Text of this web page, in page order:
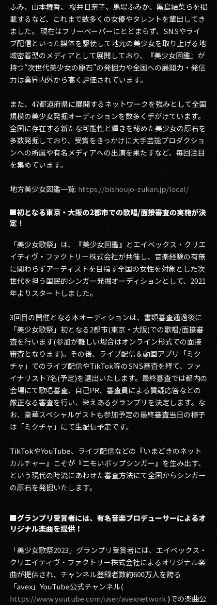
2020
2019
2018
2017
2015
2014
2013
2009
ふみ、山本舞香、 桜井⽇奈⼦、馬場ふみか、黒島結菜らを掲
載するなど、これまで数多くの女優やタレントを輩出してき
ました。 現在はフリーペーパーにとどまらず、SNSやライ
ブ配信といった媒体を駆使して地元の美少女を取り上げる地
域密着型のメディアとして展開しており、『美少女図鑑』が
持つ“次世代美少女の原石”の発掘力や全国への展開力・発信
力は業界内外から高く評価されています。
また、47都道府県に展開するネットワークを強みとして全国
規模の美少女発掘オーディションを数多く手がけています。
全国に存在する新たな可能性と輝きを秘めた美少女の原石を
多数発掘しており、受賞をきっかけに大手芸能プロダクショ
ンへの所属や有名メディアへの出演を果たすなど、毎回注目
を集めています。
地方美少女図鑑一覧: https://bishoujo-zukan.jp/local/
■初となる東京・大阪の2都市での歌唱/面接審査の実施が決
定！
「美少女歌祭」は、『美少女図鑑』とエイベックス・クリエ
イティヴ・ファクトリー株式会社が共催し、音楽経験の有無
に関わらずアーティストを目指す全国の女性を対象とした次
世代を担う国民的シンガー発掘オーディションとして、2021
年よりスタートしました。
3回目の開催となる本オーディションは、書類審査通過後に
「美少女歌祭」初となる2都市(東京・大阪)での歌唱/面接審
査を行います(参加が難しい場合はオンライン形式での面接
審査となります)。その後、ライブ配信＆動画アプリ「ミク
チャ」でのライブ配信やTikTok等のSNS審査を経て、ファ
イナリスト7名(予定)を選出いたします。最終審査では都内の
会場にて歌唱審査、自己PR、審査員による質疑応答などの
厳正なる審査を行い、栄えあるグランプリを決定します。な
お、豪華スペシャルゲストも参加予定の最終審査当日の様子
は「ミクチャ」にて生配信予定です。
TikTokやYouTube、ライブ配信などの『いまどきのネット
カルチャー』こそが『エモいポップシンガー』を生み出す、
という現代の時流にあわせた審査方法にて全国からシンガー
の原石を発掘いたします。
■グランプリ受賞者には、有名音楽プロデューサーによるオ
リジナル楽曲を提供！
「美少女歌祭2023」グランプリ受賞者には、エイベックス・
クリエイティヴ・ファクトリー株式会社によるオリジナル楽
曲が提供され、チャンネル登録者数約600万人を誇る
「avex」YouTube公式チャンネル(
https://www.youtube.com/user/avexnetwork )での楽曲公